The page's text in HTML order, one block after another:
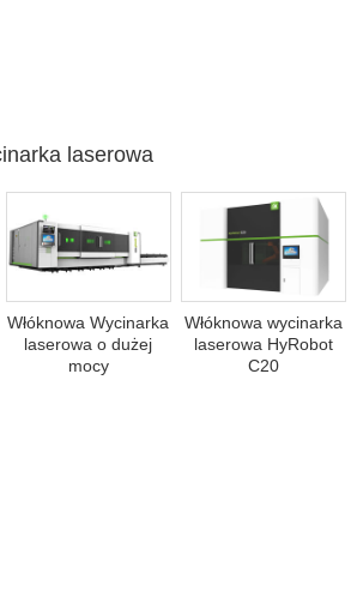
laserowa
Włóknowa Wycinarka
laserowa o dużej
mocy
Włóknowa wycinarka
laserowa HyRobot
C20